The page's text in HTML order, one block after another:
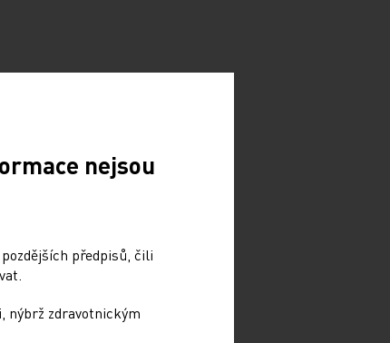
nejsou
předpisů, čili
nýbrž zdravotnickým